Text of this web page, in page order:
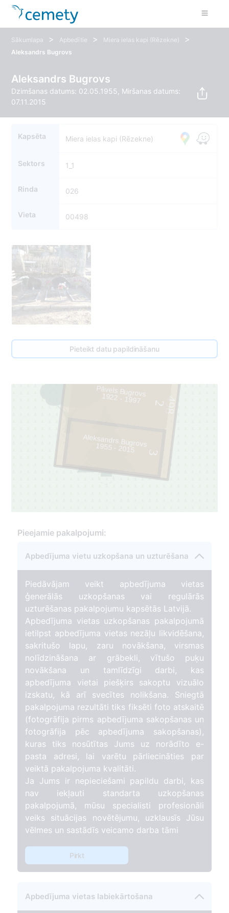
Sākumlapa > Apbedītie > Miera ielas kapi (Rēzekne) >
Aleksandrs Bugrovs
Aleksandrs Bugrovs
Dzimšanas datums: 02.05.1955, Miršanas datums:
07.11.2015
Kapsēta Miera ielas kapi (Rēzekne)
Sektors 1_1
Rinda 026
Vieta 00498
Pieteikt datu papildināšanu
498
2
3
Pāvels Bugrovs
1922 - 1997
Aleksandrs Bugrovs
1955 - 2015
Pieejamie pakalpojumi:
Apbedījuma vietu uzkopšana un uzturēšana
Piedāvājam veikt apbedījuma vietas
ģenerālās uzkopšanas vai regulārās
uzturēšanas pakalpojumu kapsētās Latvijā.
Apbedījuma vietas uzkopšanas pakalpojumā
ietilpst apbedījuma vietas nezāļu likvidēšana,
sakritušo lapu, zaru novākšana, virsmas
nolīdzināšana ar grābekli, vītušo puķu
novākšana un tamlīdzīgi darbi, kas
apbedījuma vietai piešķirs sakoptu vizuālo
izskatu, kā arī svecītes nolikšana. Sniegtā
pakalpojuma rezultāti tiks fiksēti foto atskaitē
(fotogrāfija pirms apbedījuma sakopšanas un
fotogrāfija pēc apbedījuma sakopšanas),
kuras tiks nosūtītas Jums uz norādīto e-
pasta adresi, lai varētu pārliecināties par
veiktā pakalpojuma kvalitāti.
Ja Jums ir nepieciešami papildu darbi, kas
nav iekļauti standarta uzkopšanas
pakalpojumā, mūsu specialisti profesionāli
veiks situācijas novētējumu, uzklausīs Jūsu
vēlmes un sastādīs veicamo darba tāmi
Pirkt
Apbedījuma vietas labiekārtošana